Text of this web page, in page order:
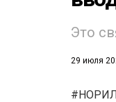
Это
29 июля